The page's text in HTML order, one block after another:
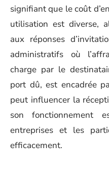
signifiant que le coût
utilisation est diverse,
aux réponses
administratifs où
charge par le
port dû, est encadrée
peut influencer la
son fonctionnement
entreprises et les
efficacement.